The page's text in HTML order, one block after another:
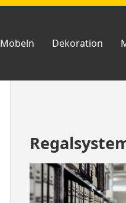
Möbeln Dekoration
Footer